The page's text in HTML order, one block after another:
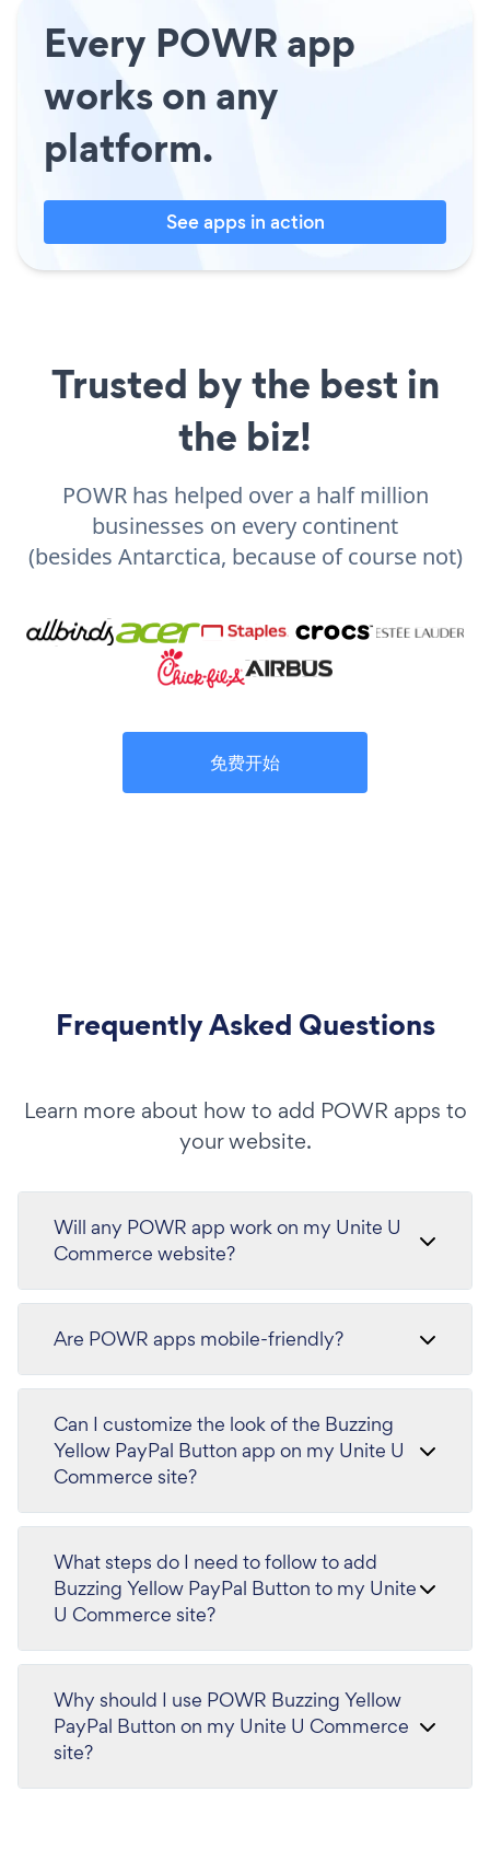
Every POWR app
works on any
platform.
See apps in action
Trusted by the best in
the biz!
POWR has helped over a half million
businesses on every continent
(besides Antarctica, because of course not)
免费开始
Frequently Asked Questions
Learn more about how to add POWR apps to
your website.
Will any POWR app work on my Unite U
Commerce website?
Are POWR apps mobile-friendly?
Can I customize the look of the Buzzing
Yellow PayPal Button app on my Unite U
Commerce site?
What steps do I need to follow to add
Buzzing Yellow PayPal Button to my Unite
U Commerce site?
Why should I use POWR Buzzing Yellow
PayPal Button on my Unite U Commerce
site?